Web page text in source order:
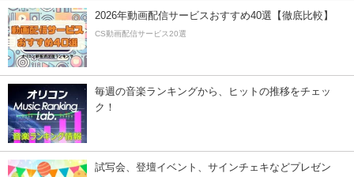
2026年動画配信サービスおすすめ40選【徹底比較】
CS動画配信サービス20選
毎週の音楽ランキングから、ヒットの推移をチェッ
ク！
試写会、登壇イベント、サインチェキなどプレゼン